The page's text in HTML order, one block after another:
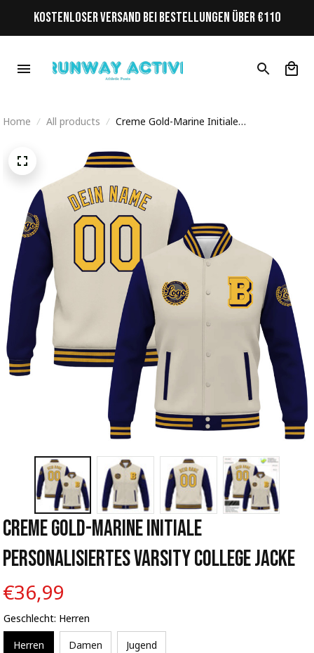
KOSTENLOSER VERSAND BEI BESTELLUNGEN ÜBER €110
Home All products
Creme Gold-Marine Initiale
Creme Gold-Marine Initiale
Personalisiertes Varsity College Jacke
€36,99
Geschlecht: Herren
Herren Damen Jugend